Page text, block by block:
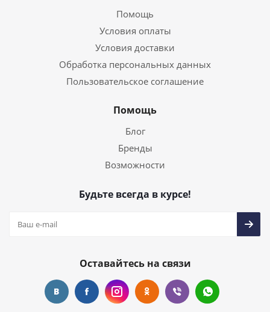
Помощь
Условия оплаты
Условия доставки
Обработка персональных данных
Пользовательское соглашение
Помощь
Блог
Бренды
Возможности
Будьте всегда в курсе!
Оставайтесь на связи